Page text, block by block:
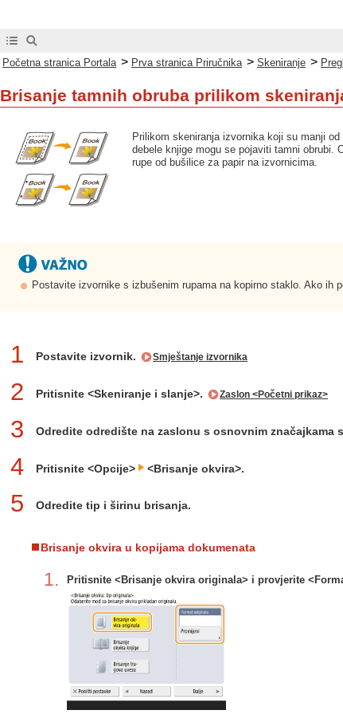
Početna stranica Portala > Prva stranica Priručnika > Skeniranje >
Brisanje tamnih obruba prilikom
Prilikom skeniranja izvornika koji su manji
debele knjige mogu se pojaviti tamni obrubi.
rupe od bušilice za papir na izvornicima.
Postavite izvornike s izbušenim rupama na kopirno staklo. Ako ih
1 Postavite izvornik. Smještanje izvornika
2 Pritisnite <Skeniranje i slanje>. Zaslon <Početni prikaz>
3 Odredite odredište na zaslonu s osnovnim značajkama
4 Pritisnite <Opcije> <Brisanje okvira>.
5 Odredite tip i širinu brisanja.
Brisanje okvira u kopijama dokumenata
1. Pritisnite <Brisanje okvira originala> i provjerite